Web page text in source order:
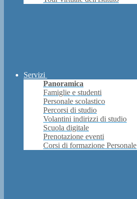
Servizi
Panoramica
Famiglie e studenti
Personale scolastico
Percorsi di studio
Volantini indirizzi di studio
Scuola digitale
Prenotazione eventi
Corsi di formazione Personale